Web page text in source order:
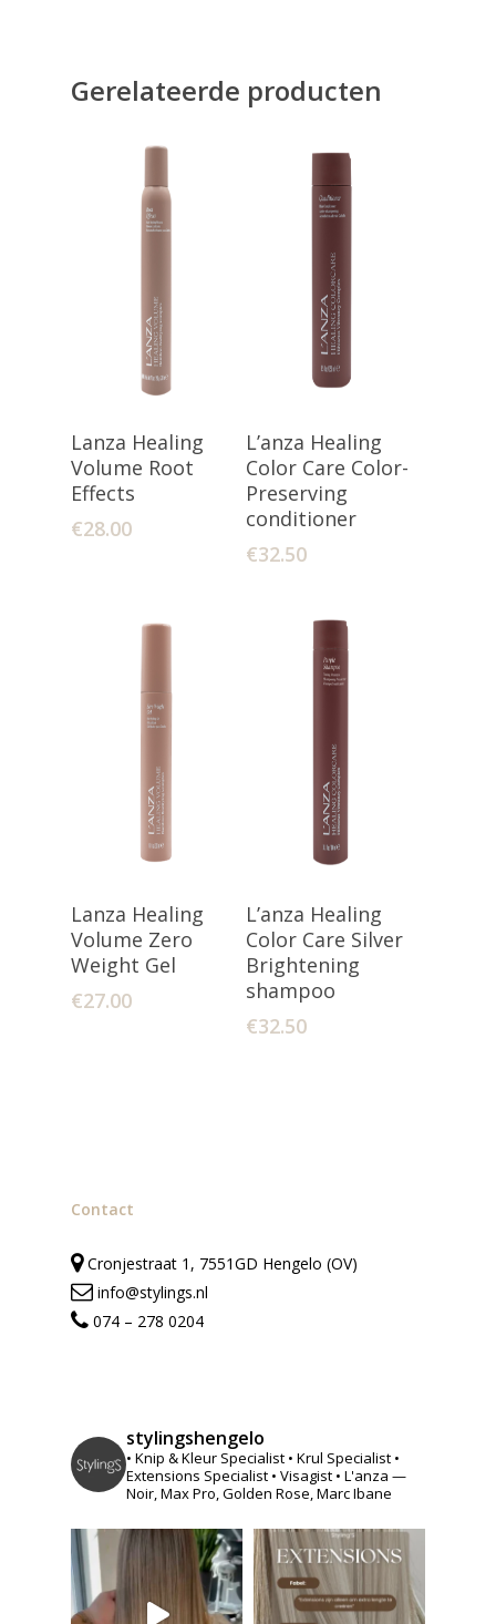
Gerelateerde producten
Lees Verder
Lanza Healing
Volume Root
Effects
€28.00
Toevoegen
Aan Winkelwagen
L’anza Healing
Color Care Color-
Preserving
conditioner
€32.50
Toevoegen
Aan Winkelwagen
Lanza Healing
Volume Zero
Weight Gel
€27.00
Toevoegen
Aan Winkelwagen
L’anza Healing
Color Care Silver
Brightening
shampoo
€32.50
Contact
Cronjestraat 1, 7551GD Hengelo (OV)
info@stylings.nl
074 – 278 0204
stylingshengelo
• Knip & Kleur Specialist • Krul Specialist •
Extensions Specialist • Visagist • L'anza —
Noir, Max Pro, Golden Rose, Marc Ibane